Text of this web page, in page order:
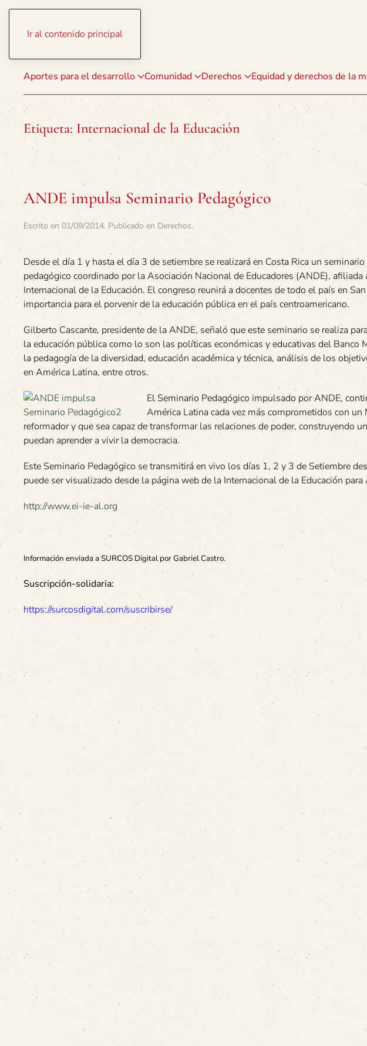
Ir al contenido principal
Aportes para el desarrollo Comunidad Derechos Equidad y derechos de la
Etiqueta: Internacional de la Educación
ANDE impulsa Seminario Pedagógico
Escrito en 01/09/2014. Publicado en Derechos.
Desde el día 1 y hasta el día 3 de setiembre se realizará en Costa Rica un seminario
pedagógico coordinado por la Asociación Nacional de Educadores (ANDE), afiliada
Internacional de la Educación. El congreso reunirá a docentes de todo el país en
importancia para el porvenir de la educación pública en el país centroamericano.
Gilberto Cascante, presidente de la ANDE, señaló que este seminario se realiza
la educación pública como lo son las políticas económicas y educativas del Banco
la pedagogía de la diversidad, educación académica y técnica, análisis de los
en América Latina, entre otros.
El Seminario Pedagógico impulsado por ANDE,
América Latina cada vez más comprometidos con
reformador y que sea capaz de transformar las relaciones de poder, construyendo
puedan aprender a vivir la democracia.
Este Seminario Pedagógico se transmitirá en vivo los días 1, 2 y 3 de Setiembre
puede ser visualizado desde la página web de la Internacional de la Educación para
http://www.ei-ie-al.org
Información enviada a SURCOS Digital porGabrielCastro.
Suscripción-solidaria:
https://surcosdigital.com/suscribirse/